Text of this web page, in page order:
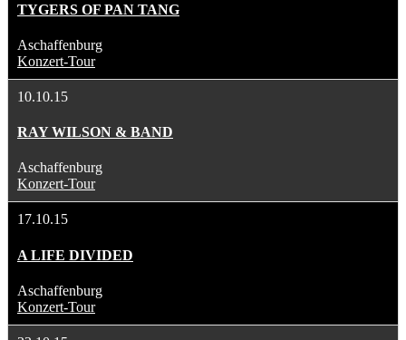
TYGERS OF PAN TANG
Aschaffenburg
Konzert-Tour
10.10.15
RAY WILSON & BAND
Aschaffenburg
Konzert-Tour
17.10.15
A LIFE DIVIDED
Aschaffenburg
Konzert-Tour